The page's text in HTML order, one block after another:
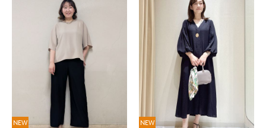
NEW NEW